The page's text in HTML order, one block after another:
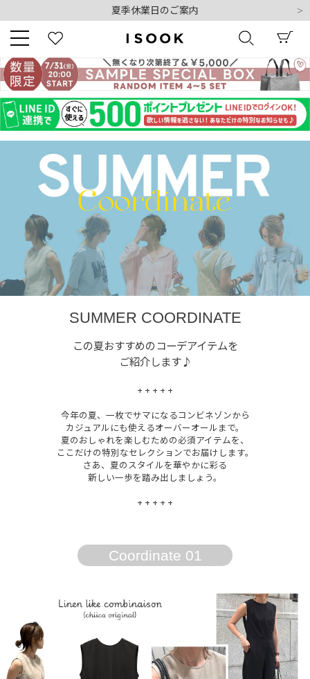
夏季休業日のご案内
10,000円以上ご購入で送料無料
新規会員登録でもれなく500ポイントプレゼント
夏季休業日のご案内
令和8年熊本地震の影響によるお荷物のお届けについて
キーワード
商品番号
販売タイプ
新着 再入荷 SALE
在庫なし商品
表示しない
SUMMER COORDINATE
この夏おすすめのコーデアイテムを
ご紹介します♪
+ + + + +
今年の夏、一枚でサマになるコンビネゾンから
カジュアルにも使えるオーバーオールまで。
夏のおしゃれを楽しむための必須アイテムを、
ここだけの特別なセレクションでお届けします。
さあ、夏のスタイルを華やかに彩る
新しい一歩を踏み出しましょう。
+ + + + +
Coordinate 01